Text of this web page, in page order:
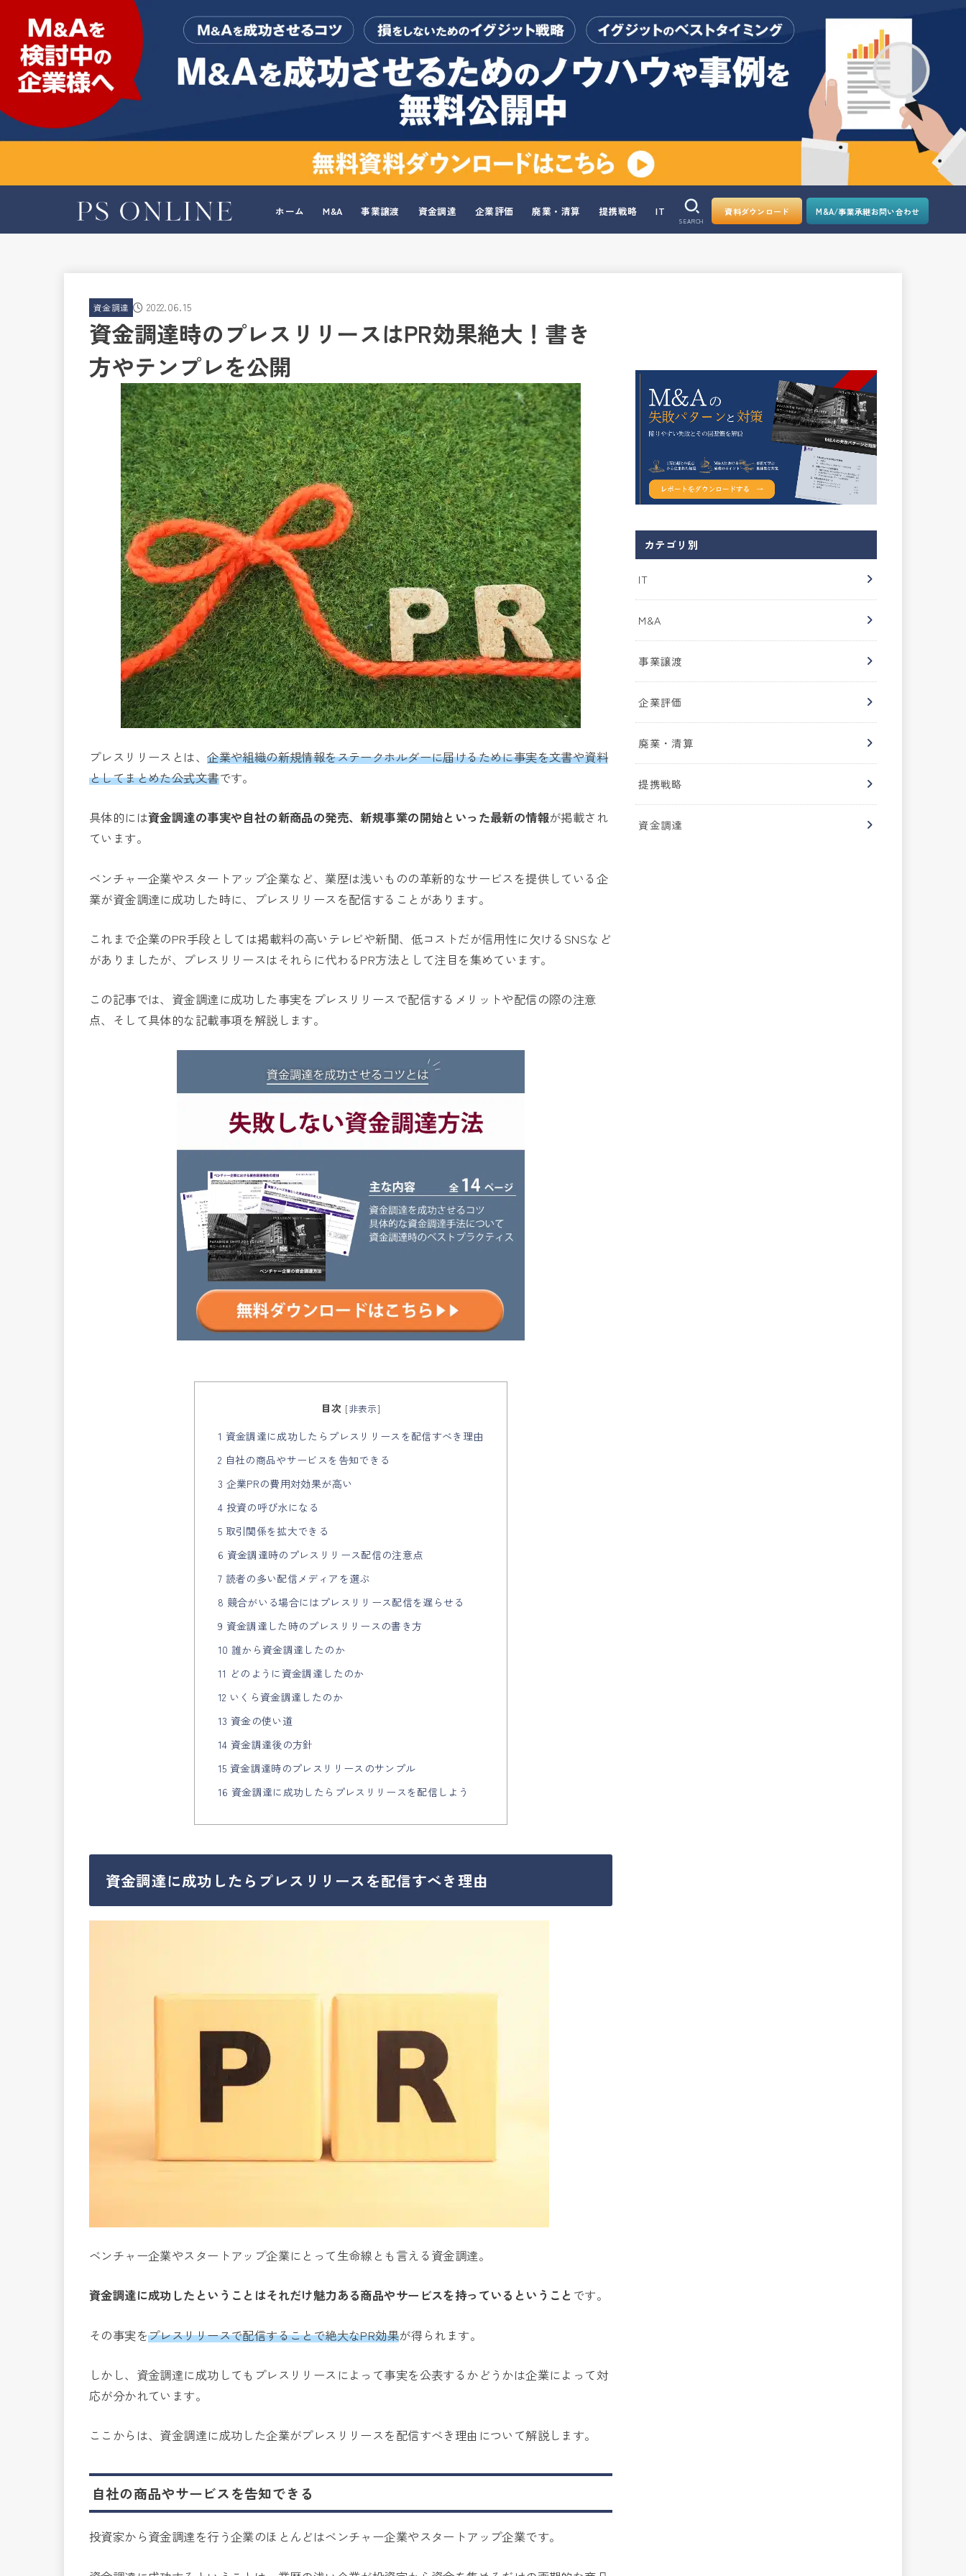
ホーム M&A 事業譲渡 資金調達 企業評価 廃業・清算 提携戦略 IT
SEARCH
資料ダウンロード M&A/事業承継お問い合わせ
資金調達 2022.06.15
資金調達時のプレスリリースはPR効果絶大！書き
方やテンプレを公開
プレスリリースとは、企業や組織の新規情報をステークホルダーに届けるために事実を文書や資料
としてまとめた公式文書です。
具体的には資金調達の事実や自社の新商品の発売、新規事業の開始といった最新の情報が掲載され
ています。
ベンチャー企業やスタートアップ企業など、業歴は浅いものの革新的なサービスを提供している企
業が資金調達に成功した時に、プレスリリースを配信することがあります。
これまで企業のPR手段としては掲載料の高いテレビや新聞、低コストだが信用性に欠けるSNSなど
がありましたが、プレスリリースはそれらに代わるPR方法として注目を集めています。
この記事では、資金調達に成功した事実をプレスリリースで配信するメリットや配信の際の注意
点、そして具体的な記載事項を解説します。
目次 [非表示]
1 資金調達に成功したらプレスリリースを配信すべき理由
2 自社の商品やサービスを告知できる
3 企業PRの費用対効果が高い
4 投資の呼び水になる
5 取引関係を拡大できる
6 資金調達時のプレスリリース配信の注意点
7 読者の多い配信メディアを選ぶ
8 競合がいる場合にはプレスリリース配信を遅らせる
9 資金調達した時のプレスリリースの書き方
10 誰から資金調達したのか
11 どのように資金調達したのか
12 いくら資金調達したのか
13 資金の使い道
14 資金調達後の方針
15 資金調達時のプレスリリースのサンプル
16 資金調達に成功したらプレスリリースを配信しよう
資金調達に成功したらプレスリリースを配信すべき理由
ベンチャー企業やスタートアップ企業にとって生命線とも言える資金調達。
資金調達に成功したということはそれだけ魅力ある商品やサービスを持っているということ です。
その事実をプレスリリースで配信することで絶大なPR効果が得られます。
しかし、資金調達に成功してもプレスリリースによって事実を公表するかどうかは企業によって対
応が分かれています。
ここからは、資金調達に成功した企業がプレスリリースを配信すべき理由について解説します。
自社の商品やサービスを告知できる
投資家から資金調達を行う企業のほとんどはベンチャー企業やスタートアップ企業です。
カテゴリ別
IT
M&A
事業譲渡
企業評価
廃業・清算
提携戦略
資金調達